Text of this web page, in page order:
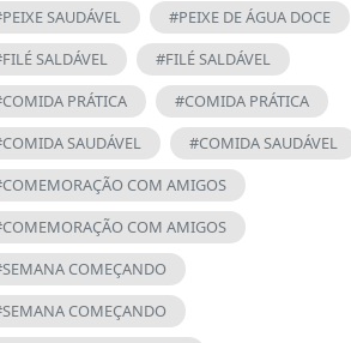
SAUDÁVEL
#PEIXE DE ÁGUA DOCE
SALDÁVEL
#FILÉ SALDÁVEL
PRÁTICA
#COMIDA PRÁTICA
SAUDÁVEL
#COMIDA SAUDÁVEL
COM AMIGOS
COM AMIGOS
COMEÇANDO
COMEÇANDO